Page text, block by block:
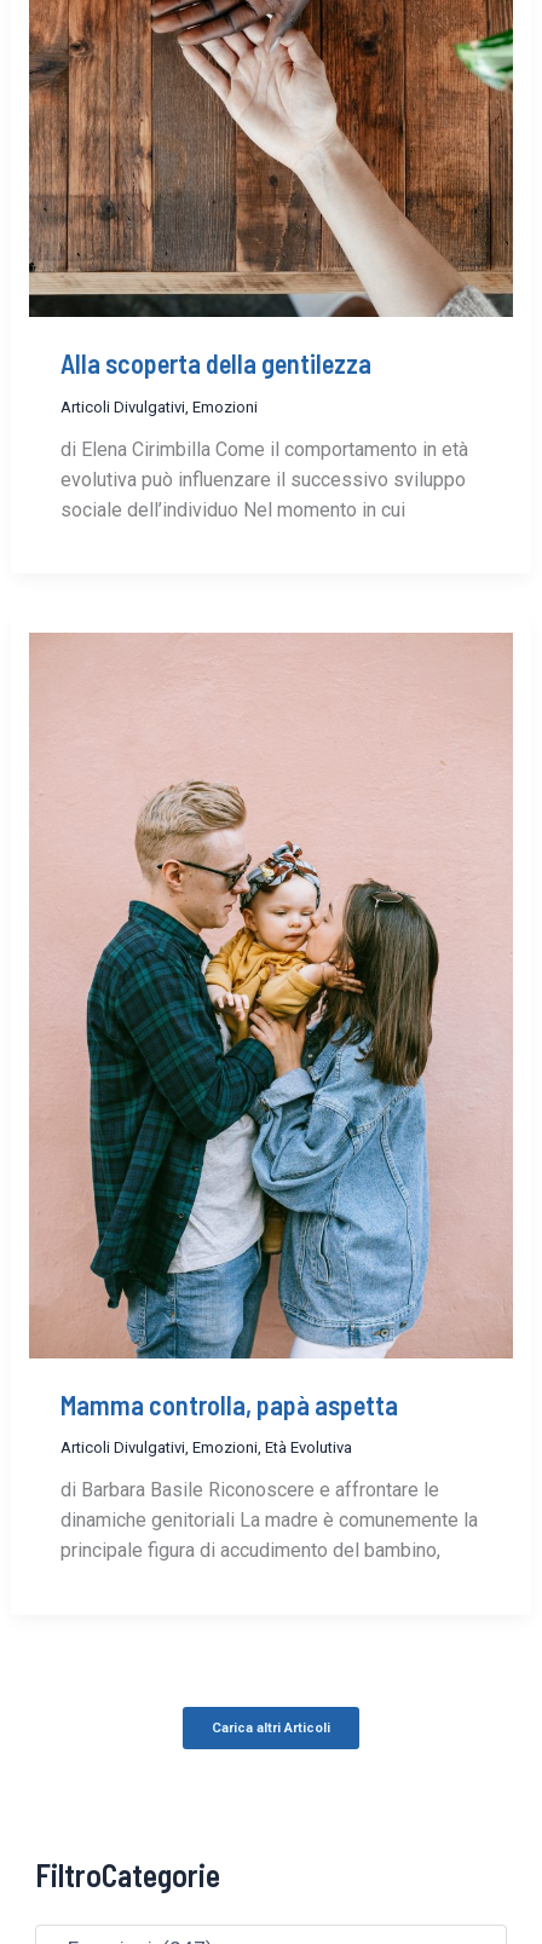
Alla scoperta della gentilezza
Articoli Divulgativi, Emozioni
di Elena Cirimbilla Come il comportamento in età
evolutiva può influenzare il successivo sviluppo
sociale dell’individuo Nel momento in cui
Mamma controlla, papà aspetta
Articoli Divulgativi, Emozioni, Età Evolutiva
di Barbara Basile Riconoscere e affrontare le
dinamiche genitoriali La madre è comunemente la
principale figura di accudimento del bambino,
Carica altri Articoli
FiltroCategorie